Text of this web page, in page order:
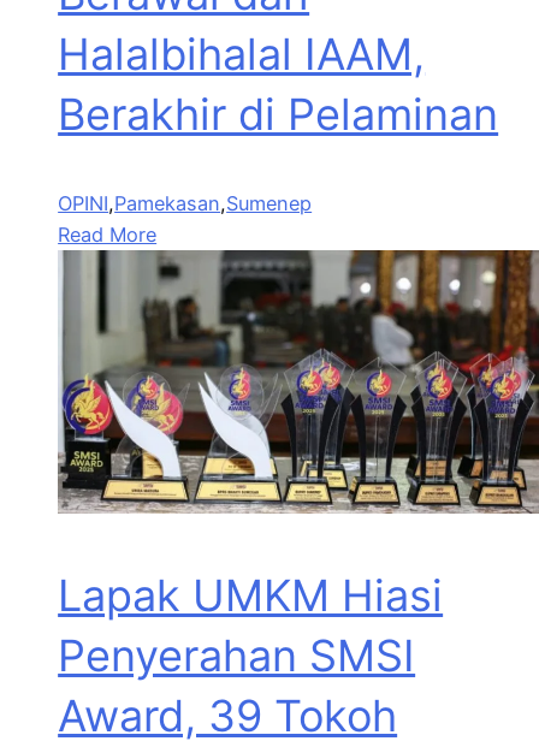
Halalbihalal IAAM,
Berakhir di Pelaminan
OPINI,Pamekasan,Sumenep
Read More
Lapak UMKM Hiasi
Penyerahan SMSI
Award, 39 Tokoh